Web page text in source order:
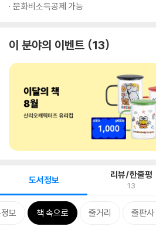
문화비소득공제 가능
이 분야의 이벤트 13
도서정보 리뷰/한줄평
13
보 책 속으로 줄거리 출판사